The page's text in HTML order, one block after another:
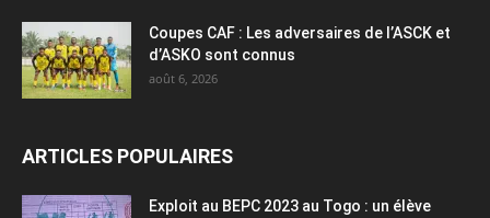
Coupes CAF : Les adversaires de l’ASCK et
d’ASKO sont connus
août 6, 2026
ARTICLES POPULAIRES
Exploit au BEPC 2023 au Togo : un élève